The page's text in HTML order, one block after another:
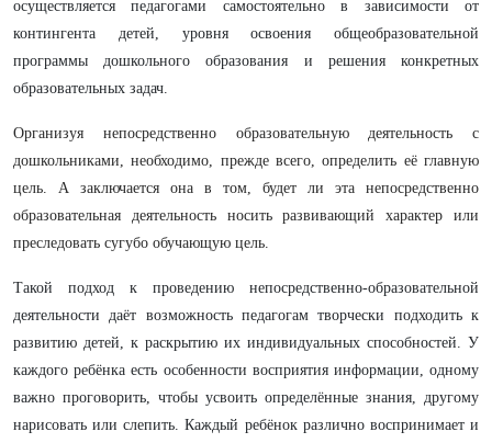
осуществляется педагогами самостоятельно в зависимости от
контингента детей, уровня освоения общеобразовательной
программы дошкольного образования и решения конкретных
образовательных задач.
Организуя непосредственно образовательную деятельность с
дошкольниками, необходимо, прежде всего, определить её главную
цель. А заключается она в том, будет ли эта непосредственно
образовательная деятельность носить развивающий характер или
преследовать сугубо обучающую цель.
Такой подход к проведению непосредственно-образовательной
деятельности даёт возможность педагогам творчески подходить к
развитию детей, к раскрытию их индивидуальных способностей. У
каждого ребёнка есть особенности восприятия информации, одному
важно проговорить, чтобы усвоить определённые знания, другому
нарисовать или слепить. Каждый ребёнок различно воспринимает и